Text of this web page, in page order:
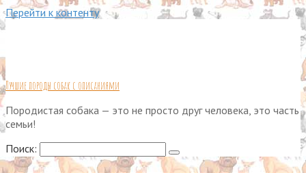
Перейти к контенту
Лучшие породы собак с описаниями
Породистая собака — это не просто друг человека, это часть
семьи!
Поиск: